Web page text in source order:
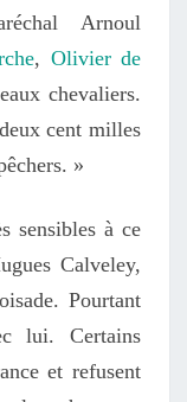
Arnoul
, Olivier de
chevaliers.
cent milles
»
sensibles à ce
Calveley,
Pourtant
lui. Certains
et refusent